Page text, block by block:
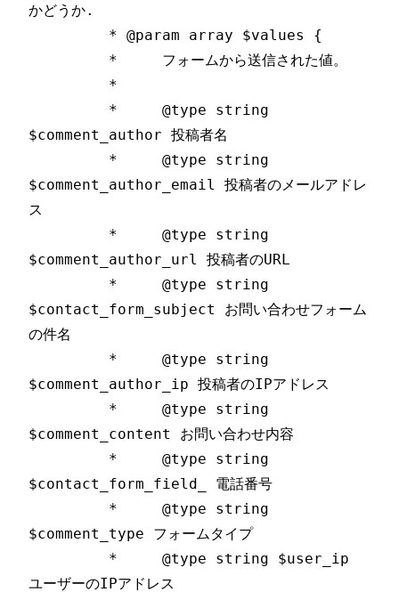
かどうか.
$comment_author 投稿者名
$comment_author_email 投稿者のメールアドレ
ス
$comment_author_url 投稿者のURL
$contact_form_subject お問い合わせフォーム
の件名
$comment_author_ip 投稿者のIPアドレス
$comment_content お問い合わせ内容
$contact_form_field_ 電話番号
$comment_type フォームタイプ
ユーザーのIPアドレス